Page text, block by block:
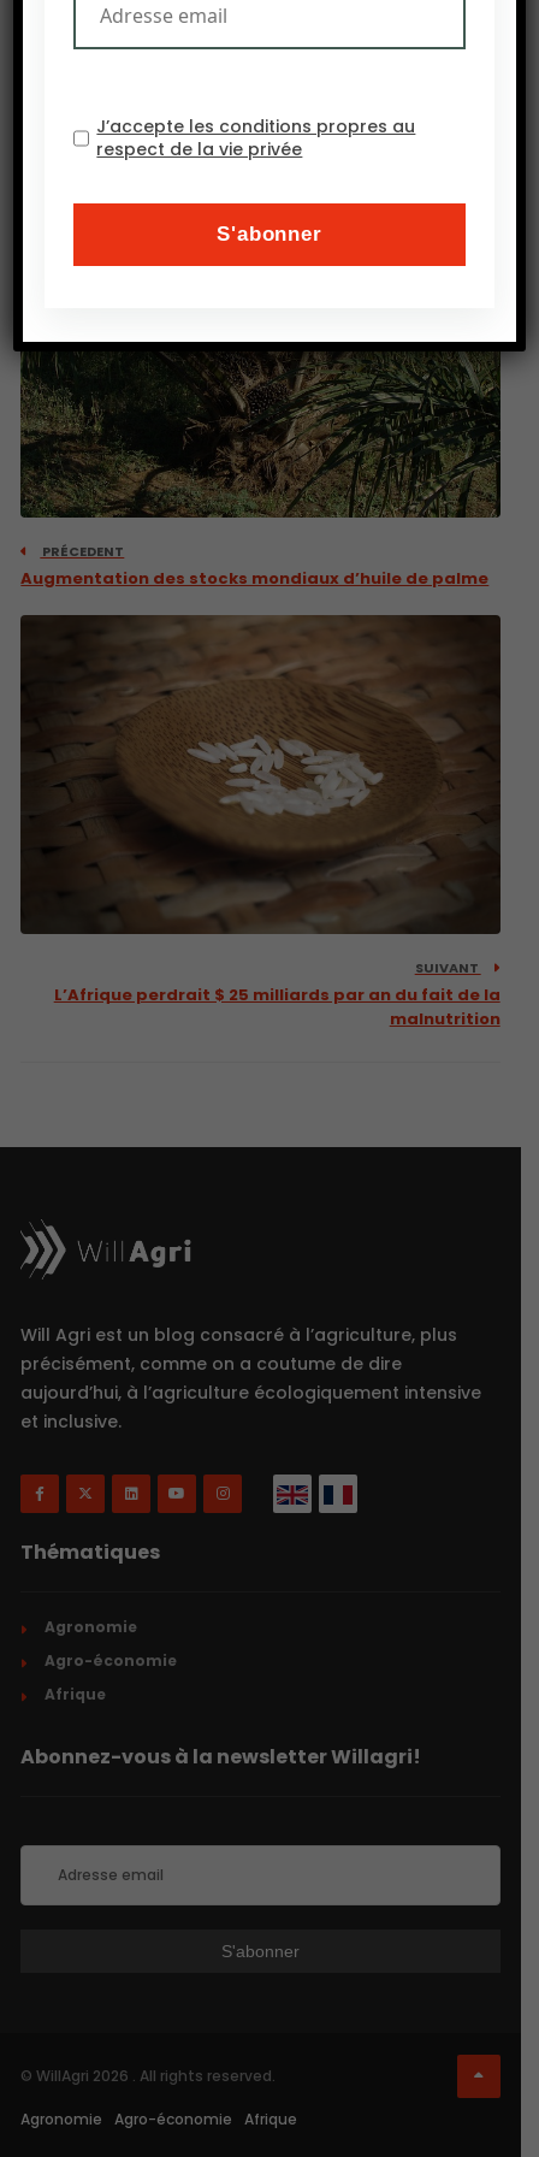
rééquilibré.
PRÉCEDENT
Augmentation des stocks mondiaux d’huile de palme
SUIVANT
L’Afrique perdrait $ 25 milliards par an du fait de la
malnutrition
Will Agri est un blog consacré à l’agriculture, plus
précisément, comme on a coutume de dire
aujourd’hui, à l’agriculture écologiquement intensive
et inclusive.
Thématiques
Agronomie
Agro-économie
Afrique
Abonnez-vous à la newsletter Willagri!
© WillAgri 2026 . All rights reserved.
Agronomie Agro-économie Afrique
J’accepte les conditions propres au
respect de la vie privée